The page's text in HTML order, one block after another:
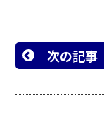
次の記事